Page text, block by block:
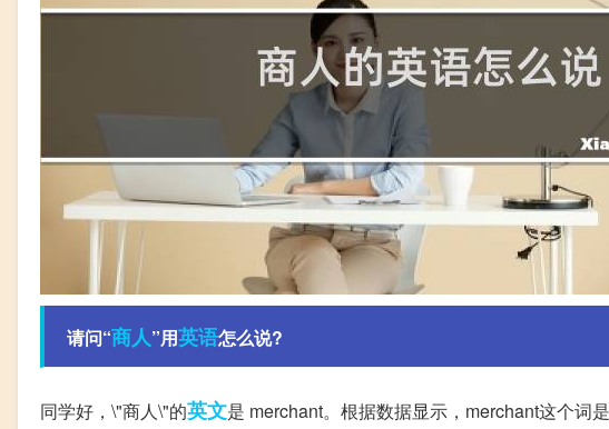
请问“商人”用英语怎么说?
同学好，\"商人\"的英文是 merchant。根据数据显示，merchant这个词